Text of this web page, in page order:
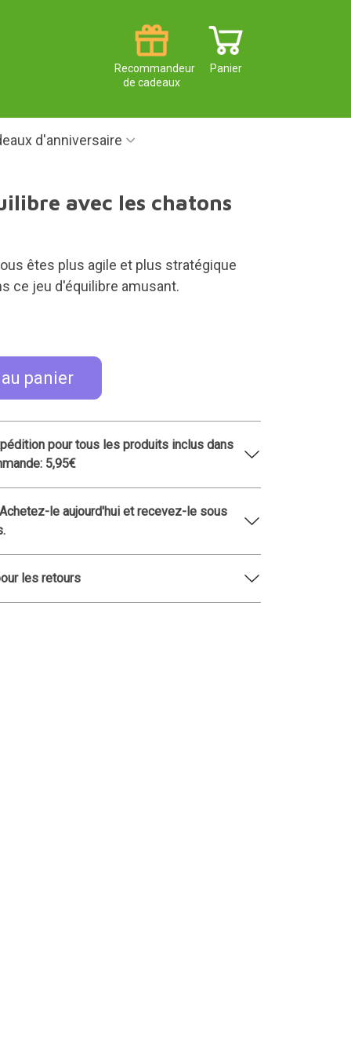
Panier
Recommandeur
de cadeaux
d'anniversaire
avec les chatons
êtes plus agile et plus stratégique
ce jeu d'équilibre amusant.
panier
pour tous les produits inclus dans
5,95€
le aujourd'hui et recevez-le sous
les retours